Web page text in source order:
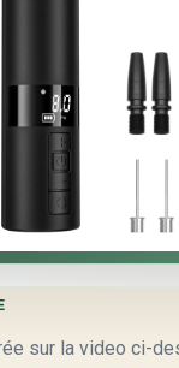
sur la video ci-